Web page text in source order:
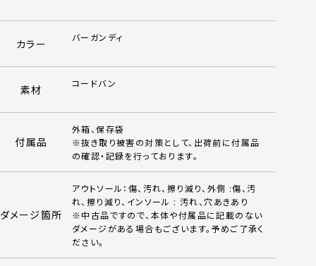
カラー バーガンディ
素材 コードバン
付属品
外箱、保存袋
※抜き取り被害の対策として、出荷前に付属品
の確認・記録を行っております。
ダメージ箇所
アウトソール：傷、汚れ、擦り減り、外側 :傷、汚
れ、擦り減り、インソール : 汚れ、穴あきあり
※中古品ですので、本体や付属品に記載のない
ダメージがある場合もございます。予めご了承く
ださい。